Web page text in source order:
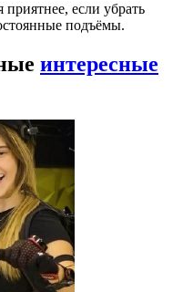
приятнее, если убрать
подъёмы.
интересные